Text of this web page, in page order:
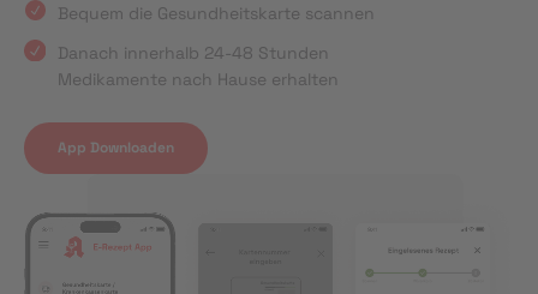
Bequem die Gesundheitskarte scannen
Danach innerhalb 24-48 Stunden
Medikamente nach Hause erhalten
App Downloaden